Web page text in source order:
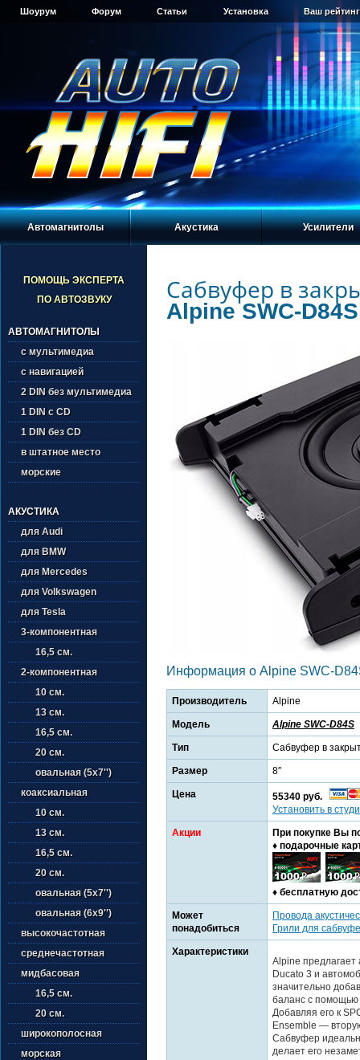
Шоурум Форум Статьи Установка Ваш
Автомагнитолы Акустика Усилители
ПОМОЩЬ ЭКСПЕРТА
ПО АВТОЗВУКУ
АВТОМАГНИТОЛЫ
с мультимедиа
с навигацией
2 DIN без мультимедиа
1 DIN с CD
1 DIN без CD
в штатное место
морские
АКУСТИКА
для Audi
для BMW
для Mercedes
для Volkswagen
для Tesla
3-компонентная
16,5 см.
2-компонентная
10 см.
13 см.
16,5 см.
20 см.
овальная (5х7'')
коаксиальная
10 см.
13 см.
16,5 см.
20 см.
овальная (5х7'')
овальная (6х9'')
высокочастотная
среднечастотная
мидбасовая
16,5 см.
20 см.
широкополосная
морская
Сабвуфер в
Alpine SWC-D84S
Информация о Alpine SWC-
Производитель Alpine
Модель Alpine SWC-D84S
Тип Сабвуфер в
Размер 8″
Цена
55340 руб.
Установить в
Акции
При покупке Вы
♦ подарочные
♦ бесплатную
Может
понадобиться
Провода
Грили для
Характеристики
Alpine предлагает
Ducato 3 и
значительно
баланс с помощью
Добавляя его к
Ensemble —
Сабвуфер
делает его